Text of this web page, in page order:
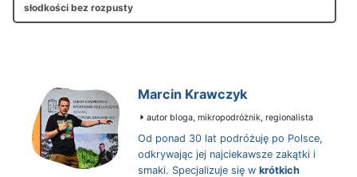
słodkości bez rozpusty
Marcin Krawczyk
autor bloga, mikropodróżnik, regionalista
Od ponad 30 lat podróżuję po Polsce,
odkrywając jej najciekawsze zakątki i
smaki. Specjalizuje się wkrótkich